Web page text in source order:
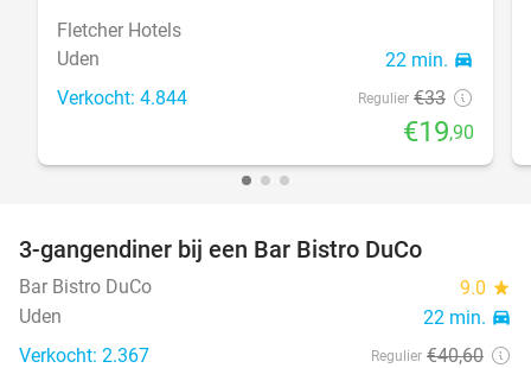
Fletcher Hotels
Uden
22 min. directions_car
Verkocht: 4.844 Regulier €33
€19,90
3-gangendiner bij een Bar Bistro DuCo
Bar Bistro DuCo 9.0 star
Uden 22 min. directions_car
Verkocht: 2.367 Regulier €40,60